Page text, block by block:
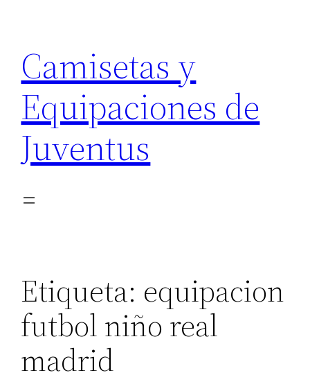
contenido
Camisetas y
Equipaciones de
Juventus
Etiqueta: equipacion
futbol niño real
madrid